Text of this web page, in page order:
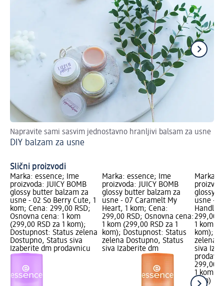
Napravite sami sasvim jednostavno hranljivi balsam za usne
DIY balzam za usne
Slični proizvodi
Marka: essence; Ime
proizvoda: JUICY BOMB
glossy butter balzam za
usne - 02 So Berry Cute, 1
kom; Cena: 299,00 RSD;
Osnovna cena: 1 kom
(299,00 RSD za 1 kom);
Dostupnost: Status zelena
Dostupno, Status siva
Izaberite dm prodavnicu
Marka: essence; Ime
proizvoda: JUICY BOMB
glossy butter balzam za
usne - 07 Caramelt My
Heart, 1 kom; Cena:
299,00 RSD; Osnovna cena:
1 kom (299,00 RSD za 1
kom); Dostupnost: Status
zelena Dostupno, Status
siva Izaberite dm
Marka:
glossy
usne -
Handle,
299,00
1 kom
kom);
zelena
siva
299,00
1 kom
kom)